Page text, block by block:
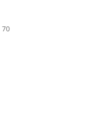
70